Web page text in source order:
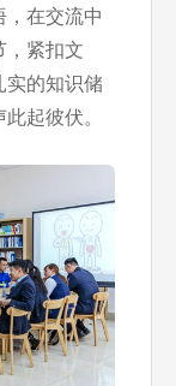
，在交流中
，紧扣文
实的知识储
起彼伏。